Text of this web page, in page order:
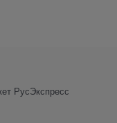
РусЭкспресс